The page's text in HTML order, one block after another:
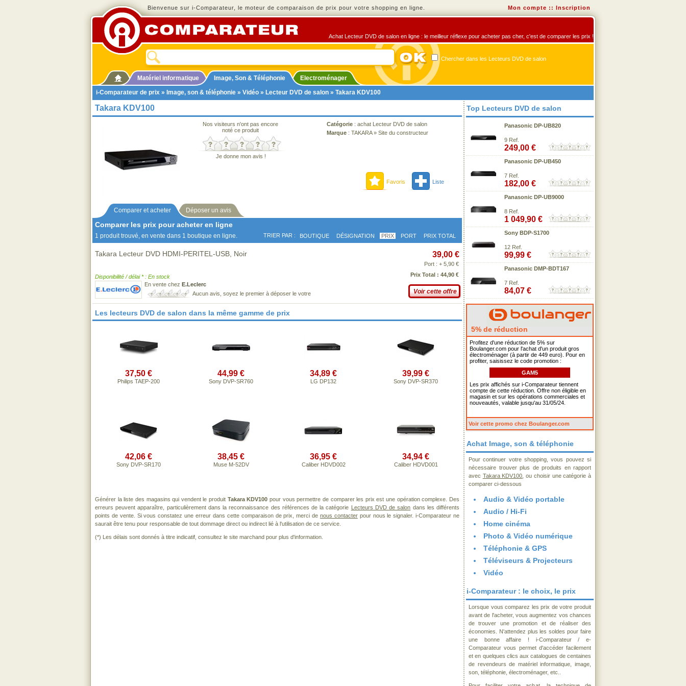
Bienvenue sur i-Comparateur, le moteur de comparaison de prix pour votre shopping en ligne. Mon compte :: Inscription
Achat Lecteur DVD de salon en ligne : le meilleur réflexe pour acheter pas cher, c'est de comparer les prix !
Chercher dans les Lecteurs DVD de salon
Matériel informatique Image, Son & Téléphonie
Electroménager
i-Comparateur de prix » Image, son & téléphonie » Vidéo » Lecteur DVD de salon » Takara KDV100
Takara KDV100
Nos visiteurs n'ont pas encore
noté ce produit
Je donne mon avis !
Catégorie : achat Lecteur DVD de salon
Marque : TAKARA» Site du constructeur
Favoris Liste
Comparer et acheter Déposer un avis
Comparer les prix pour acheter en ligne
1 produit trouvé, en vente dans 1 boutique en ligne. TRIER PAR : BOUTIQUE DÉSIGNATION PRIX PORT PRIX TOTAL
Takara Lecteur DVD HDMI-PERITEL-USB, Noir
Disponibilité / délai * : En stock
En vente chez E.Leclerc
Aucun avis, soyez le premier à déposer le votre
39,00 €
Port : + 5,90 €
Prix Total : 44,90 €
Voir cette offre
Les lecteurs DVD de salon dans la même gamme de prix
37,50 €
Philips TAEP-200
44,99 €
Sony DVP-SR760
34,89 €
LG DP132
39,99 €
Sony DVP-SR370
42,06 €
Sony DVP-SR170
38,45 €
Muse M-52DV
36,95 €
Caliber HDVD002
34,94 €
Caliber HDVD001
Générer la liste des magasins qui vendent le produit Takara KDV100 pour vous permettre de comparer les prix est une opération complexe. Des
erreurs peuvent apparaître, particulièrement dans la reconnaissance des références de la catégorie Lecteurs DVD de salon dans les différents
points de vente. Si vous constatez une erreur dans cette comparaison de prix, merci de nous contacterpour nous le signaler. i-Comparateur ne
saurait être tenu pour responsable de tout dommage direct ou indirect lié à l'utilisation de ce service.
(*) Les délais sont donnés à titre indicatif, consultez le site marchand pour plus d'information.
Top Lecteurs DVD de salon
Panasonic DP-UB820
9 Ref.
249,00 €
Panasonic DP-UB450
7 Ref.
182,00 €
Panasonic DP-UB9000
8 Ref.
1 049,90 €
Sony BDP-S1700
12 Ref.
99,99 €
Panasonic DMP-BDT167
7 Ref.
84,07 €
5% de réduction
Profitez d'une réduction de 5% sur
Boulanger.com pour l'achat d'un produit gros
électroménager (à partir de 449 euro). Pour en
profiter, saisissez le code promotion :
GAM5
Les prix affichés sur i-Comparateur tiennent
compte de cette réduction. Offre non éligible en
magasin et sur les opérations commerciales et
nouveautés, valable jusqu'au 31/05/24.
Voir cette promo chez Boulanger.com
Achat Image, son & téléphonie
Pour continuer votre shopping, vous pouvez si
nécessaire trouver plus de produits en rapport
avec Takara KDV100 , ou choisir une catégorie à
comparer ci-dessous
Audio & Vidéo portable
Audio / Hi-Fi
Home cinéma
Photo & Vidéo numérique
Téléphonie & GPS
Téléviseurs & Projecteurs
Vidéo
i-Comparateur : le choix, le prix
Lorsque vous comparez les prix de votre produit
avant de l'acheter, vous augmentez vos chances
de trouver une promotion et de réaliser des
économies. N'attendez plus les soldes pour faire
une bonne affaire ! i-Comparateur / e-
Comparateur vous permet d'accéder facilement
et en quelques clics aux catalogues de centaines
de revendeurs de matériel informatique, image,
son, téléphonie, électroménager, etc..